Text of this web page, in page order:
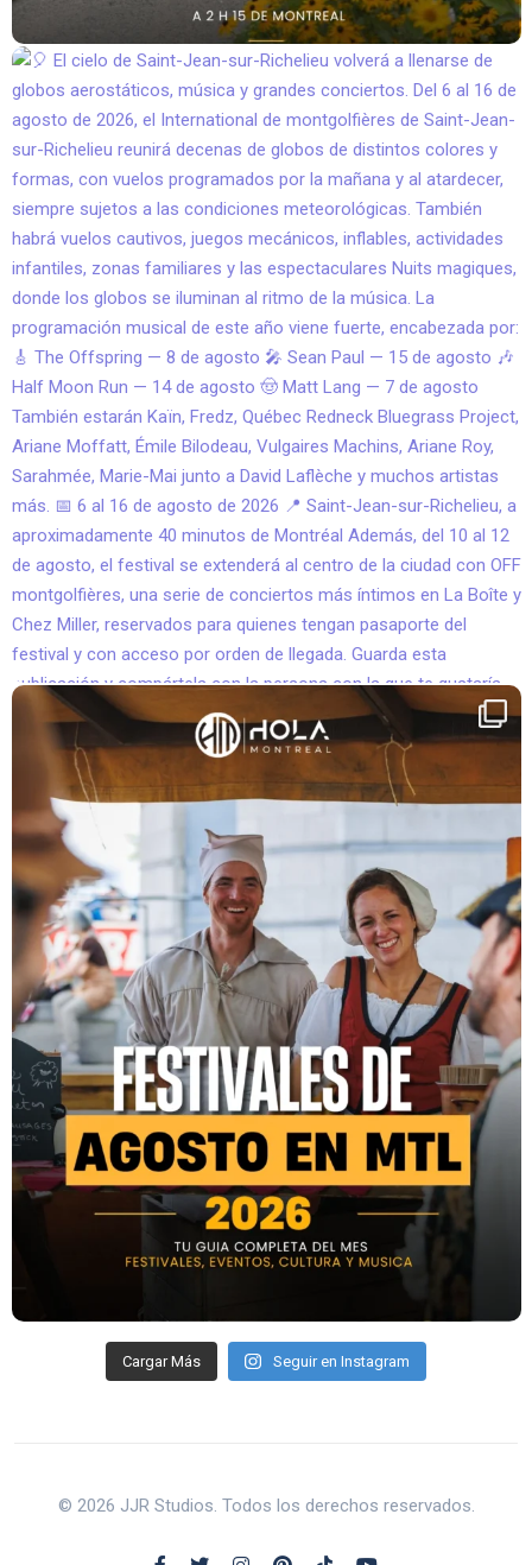
Cargar Más Seguir en Instagram
© 2026 JJR Studios. Todos los derechos reservados.